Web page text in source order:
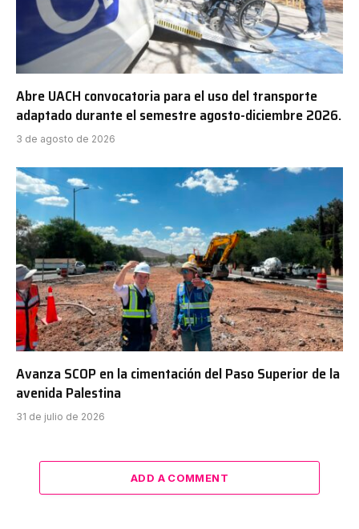
Abre UACH convocatoria para el uso del transporte
adaptado durante el semestre agosto-diciembre 2026.
3 de agosto de 2026
Avanza SCOP en la cimentación del Paso Superior de la
avenida Palestina
31 de julio de 2026
ADD A COMMENT